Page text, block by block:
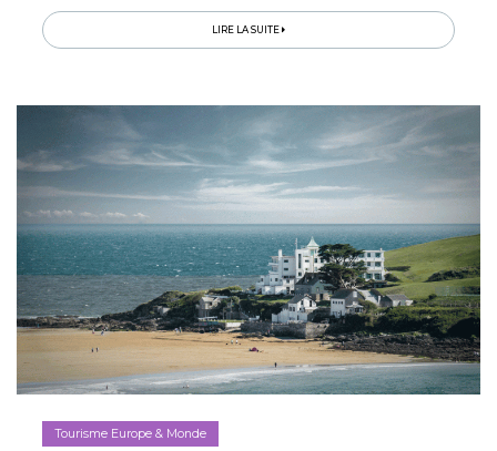
bord...
LIRE LA SUITE
Tourisme Europe & Monde